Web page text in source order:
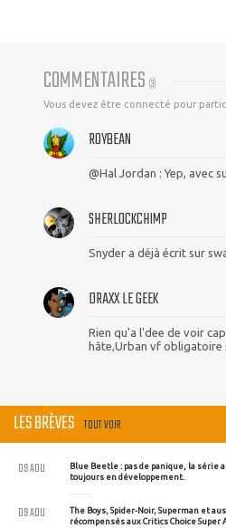
COMMENTAIRES (3)
Vous devez être connecté pour
ROYBEAN
@Hal Jordan : Yep, avec
SHERLOCKCHIMP
Snyder a déjà écrit sur
DRAXX LE GEEK
Rien qu'a l'dee de voir
hâte,Urban vf obligatoire
LES BRÈVES TOUT VOIR
Blue Beetle : pas de panique, la série
toujours en développement.
09 AOU
The Boys, Spider-Noir, Superman et
récompensés aux Critics Choice Super
09 AOU